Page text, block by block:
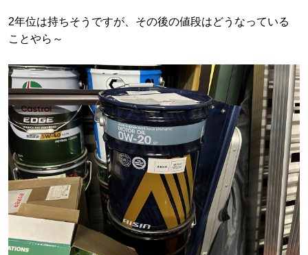
2年位は持ちそうですが、その後の値段はどうなっている
ことやら～